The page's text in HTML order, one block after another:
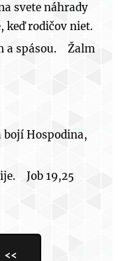
svete náhrady
keď rodičov niet.
a spásou. Žalm
bojí Hospodina,
Job 19,25
<<